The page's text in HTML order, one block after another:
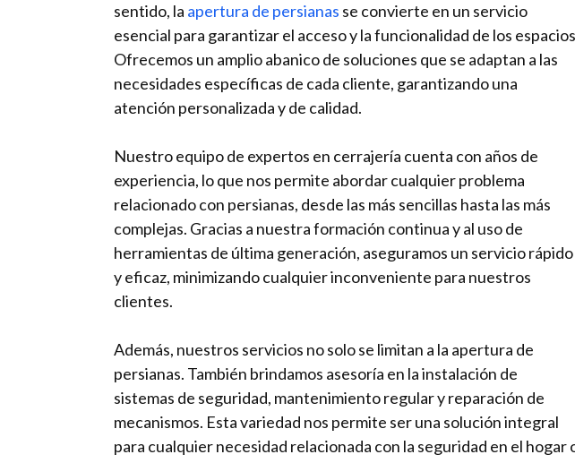
sentido, la apertura de persianas se convierte en un servicio
esencial para garantizar el acceso y la funcionalidad de los
Ofrecemos un amplio abanico de soluciones que se adaptan a las
necesidades específicas de cada cliente, garantizando una
atención personalizada y de calidad.
Nuestro equipo de expertos en cerrajería cuenta con años de
experiencia, lo que nos permite abordar cualquier problema
relacionado con persianas, desde las más sencillas hasta las más
complejas. Gracias a nuestra formación continua y al uso de
herramientas de última generación, aseguramos un servicio rápido
y eficaz, minimizando cualquier inconveniente para nuestros
clientes.
Además, nuestros servicios no solo se limitan a la apertura de
persianas. También brindamos asesoría en la instalación de
sistemas de seguridad, mantenimiento regular y reparación de
mecanismos. Esta variedad nos permite ser una solución integral
para cualquier necesidad relacionada con la seguridad en el hogar